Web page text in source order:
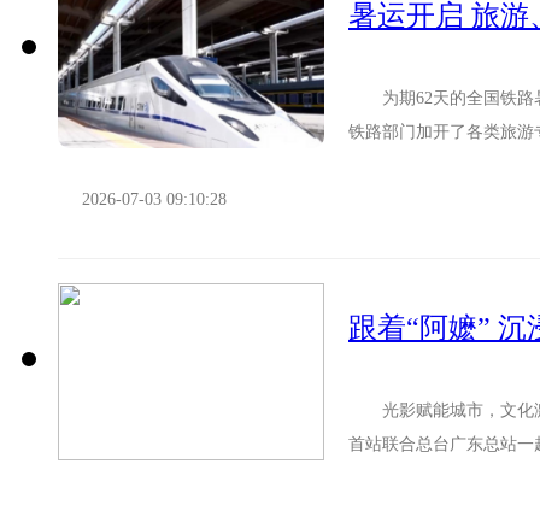
暑运开启 旅游
为期62天的全国铁路
铁路部门加开了各类旅
2026-07-03 09:10:28
跟着“阿嬷”
光影赋能城市，文化
首站联合总台广东总站